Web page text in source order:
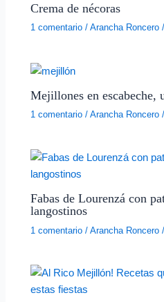
Crema de nécoras
1 comentario /Arancha Roncero
Mejillones en escabeche,
1 comentario /Arancha Roncero
Fabas de Lourenzá con
langostinos
1 comentario /Arancha Roncero